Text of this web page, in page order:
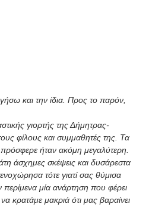
και την ίδια. Προς το παρόν,
γιορτής της Δήμητρας-
φίλους και συμμαθητές της. Τα
ήταν ακόμη μεγαλύτερη.
άσχημες σκέψεις και δυσάρεστα
τότε γιατί σας θύμισα
περίμενα μία ανάρτηση που φέρει
κρατάμε μακριά ότι μας βαραίνει